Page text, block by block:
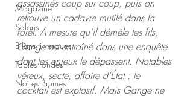
Magazine
Salons
Bilans livresques
Tables rondes
Noires Brumes
assassinés coup sur coup, puis on
retrouve un cadavre mutilé dans la
forêt. À mesure qu’il démêle les fils,
Gange est entraîné dans une enquête
dont les enjeux le dépassent. Notables
véreux, secte, affaire d’État : le
cocktail est explosif. Mais Gange ne